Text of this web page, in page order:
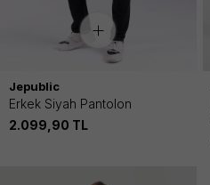
Jepublic
Erkek Siyah Pantolon
2.099,90 TL